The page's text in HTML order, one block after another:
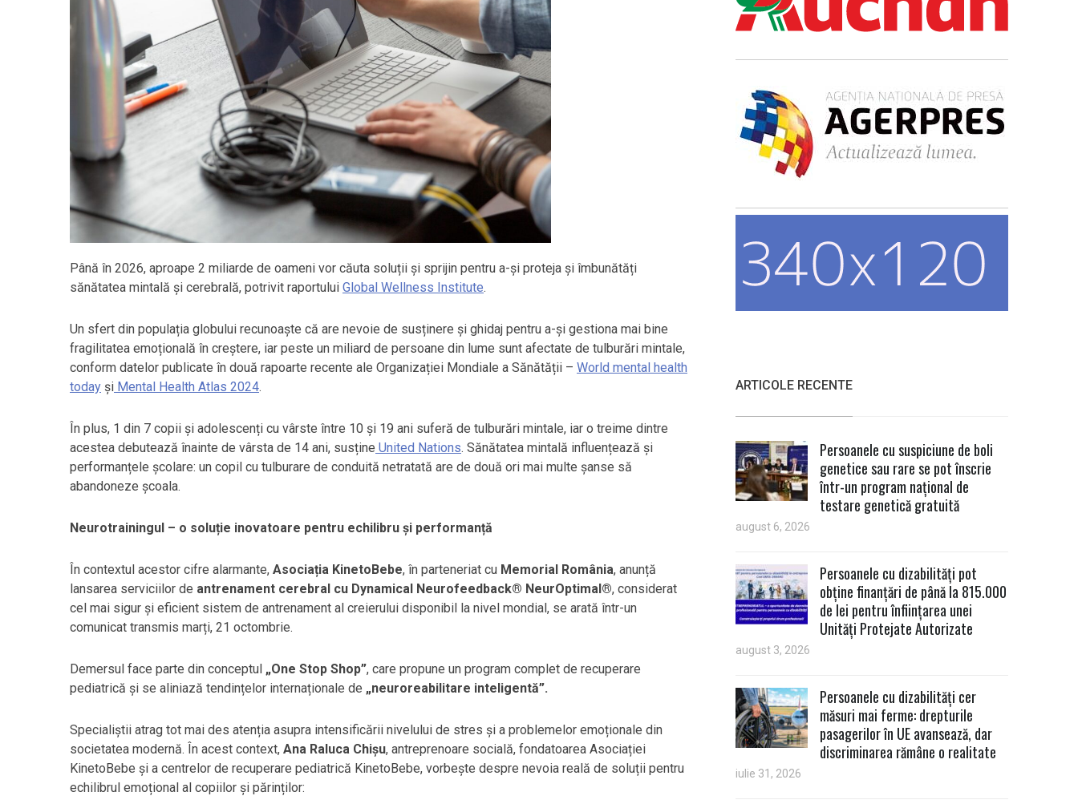
Până în 2026, aproape 2 miliarde de oameni vor căuta soluții și sprijin pentru a-și proteja și îmbunătăți
sănătatea mintală și cerebrală, potrivit raportului Global Wellness Institute.
Un sfert din populația globului recunoaște că are nevoie de susținere și ghidaj pentru a-și gestiona mai bine
fragilitatea emoțională în creștere, iar peste un miliard de persoane din lume sunt afectate de tulburări mintale,
conform datelor publicate în două rapoarte recente ale Organizației Mondiale a Sănătății – World mental health
today și Mental Health Atlas 2024.
În plus, 1 din 7 copii și adolescenți cu vârste între 10 și 19 ani suferă de tulburări mintale, iar o treime dintre
acestea debutează înainte de vârsta de 14 ani, susține United Nations. Sănătatea mintală influențează și
performanțele școlare: un copil cu tulburare de conduită netratată are de două ori mai multe șanse să
abandoneze școala.
Neurotrainingul – o soluție inovatoare pentru echilibru și performanță
În contextul acestor cifre alarmante, Asociația KinetoBebe, în parteneriat cu Memorial România, anunță
lansarea serviciilor de antrenament cerebral cu Dynamical Neurofeedback® NeurOptimal®, considerat
cel mai sigur și eficient sistem de antrenament al creierului disponibil la nivel mondial, se arată într-un
comunicat transmis marți, 21 octombrie.
Demersul face parte din conceptul „One Stop Shop”, care propune un program complet de recuperare
pediatrică și se aliniază tendințelor internaționale de „neuroreabilitare inteligentă”.
Specialiștii atrag tot mai des atenția asupra intensificării nivelului de stres și a problemelor emoționale din
societatea modernă. În acest context, Ana Raluca Chișu, antreprenoare socială, fondatoarea Asociației
KinetoBebe și a centrelor de recuperare pediatrică KinetoBebe, vorbește despre nevoia reală de soluții pentru
echilibrul emoțional al copiilor și părinților:
ARTICOLE RECENTE
Persoanele cu suspiciune de boli
genetice sau rare se pot înscrie
într-un program național de
testare genetică gratuită
august 6, 2026
Persoanele cu dizabilități pot
obține finanțări de până la 815.000
de lei pentru înființarea unei
Unități Protejate Autorizate
august 3, 2026
Persoanele cu dizabilități cer
măsuri mai ferme: drepturile
pasagerilor în UE avansează, dar
discriminarea rămâne o realitate
iulie 31, 2026